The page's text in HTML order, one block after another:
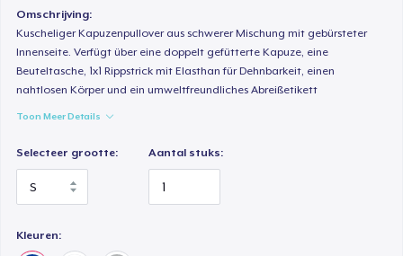
Omschrijving:
Kuscheliger Kapuzenpullover aus schwerer Mischung mit gebürsteter
Innenseite. Verfügt über eine doppelt gefütterte Kapuze, eine
Beuteltasche, 1x1 Rippstrick mit Elasthan für Dehnbarkeit, einen
nahtlosen Körper und ein umweltfreundliches Abreißetikett
Toon Meer Details
Selecteer grootte: Aantal stuks:
Kleuren: